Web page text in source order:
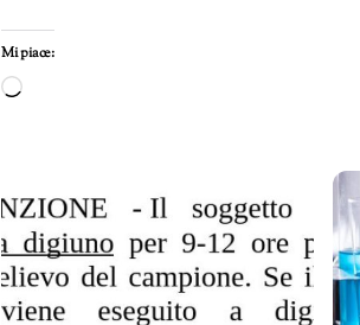
Mi piace:
Caricamento